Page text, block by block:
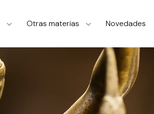
Otras materias Novedades